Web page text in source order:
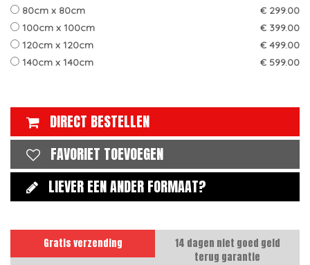
80cm x 80cm
€ 299.00
100cm x 100cm
€ 399.00
120cm x 120cm
€ 499.00
140cm x 140cm
€ 599.00
DIRECT BESTELLEN
FAVORIET TOEVOEGEN
LIEVER EEN ANDER FORMAAT?
Gratis verzending
14 dagen niet goed geld
terug garantie